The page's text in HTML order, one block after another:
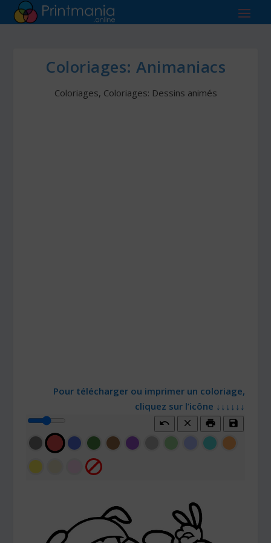
Coloriages: Animaniacs
Coloriages, Coloriages: Dessins animés
Pour télécharger ou imprimer un coloriage,
cliquez sur l’icône ↓↓↓↓↓↓